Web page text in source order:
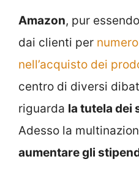
Amazon, pur
dai clienti per
nell’acquisto dei
centro di diversi
riguarda la tutela dei
Adesso la
aumentare gli